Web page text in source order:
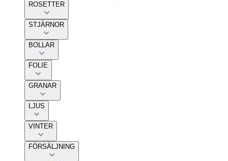
ROSETTER
STJÄRNOR
BOLLAR
FOLIE
GRANAR
LJUS
VINTER
FÖRSÄLJNING